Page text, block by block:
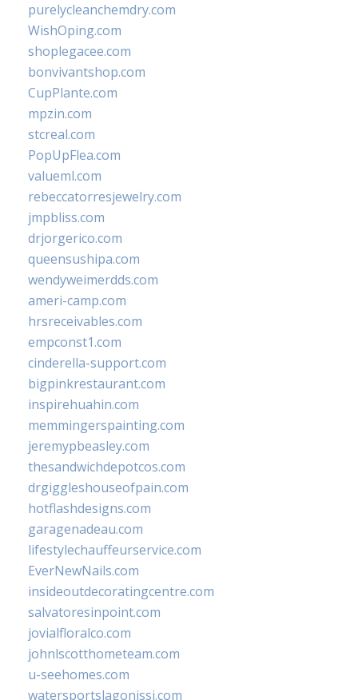
purelycleanchemdry.com
WishOping.com
shoplegacee.com
bonvivantshop.com
CupPlante.com
mpzin.com
stcreal.com
PopUpFlea.com
valueml.com
rebeccatorresjewelry.com
jmpbliss.com
drjorgerico.com
queensushipa.com
wendyweimerdds.com
ameri-camp.com
hrsreceivables.com
empconst1.com
cinderella-support.com
bigpinkrestaurant.com
inspirehuahin.com
memmingerspainting.com
jeremypbeasley.com
thesandwichdepotcos.com
drgiggleshouseofpain.com
hotflashdesigns.com
garagenadeau.com
lifestylechauffeurservice.com
EverNewNails.com
insideoutdecoratingcentre.com
salvatoresinpoint.com
jovialfloralco.com
johnlscotthometeam.com
u-seehomes.com
watersportslagonissi.com